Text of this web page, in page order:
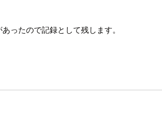
ったので記録として残します。